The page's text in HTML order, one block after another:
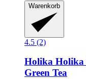
Warenkorb
4.5 (2)
Holika Holika
Green Tea